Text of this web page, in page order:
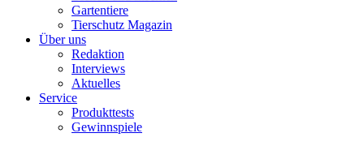
Gartentiere
Tierschutz Magazin
Über uns
Redaktion
Interviews
Aktuelles
Service
Produkttests
Gewinnspiele